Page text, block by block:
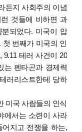
든지 사회주의 이념
것들에 비하면 과
되었다. 미국이 압
번째가 미국의 인
9.11 테러 사건이 20
는 펜타곤과 경제력
러리스트한테 당하
미국 사람들의 인식
에서는 소련이 사라
지고 전쟁을 하는,